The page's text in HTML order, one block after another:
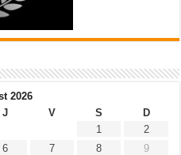
2026
J V S
D
1
2
6 7 8
9